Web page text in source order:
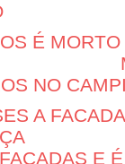
NO
E